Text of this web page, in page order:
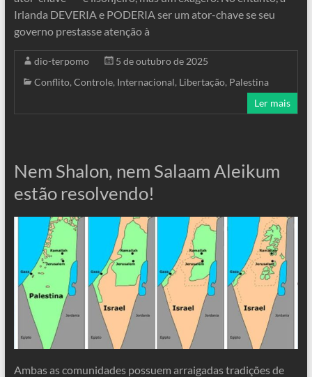
Irlanda DEVERIA e PODERIA ser um ator-chave se seu
governo prestasse atenção à
dio-terpomo
5 de outubro de 2025
Conflito, Controle, Internacional, Libertação, Palestina
Ler mais
Nem Shalon, nem Salaam Aleikum
estão resolvendo!
Ambas as comunidades possuem arraigadas tradições de